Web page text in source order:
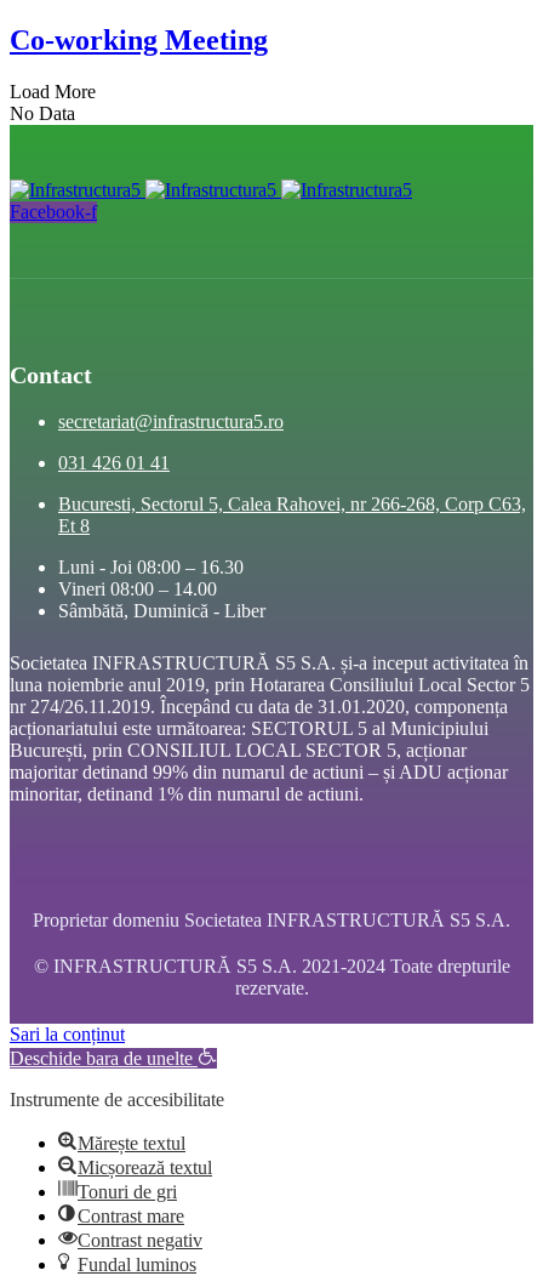
Co-working Meeting
Load More
No Data
Facebook-f
Contact
secretariat@infrastructura5.ro
031 426 01 41
Bucuresti, Sectorul 5, Calea Rahovei, nr 266-268, Corp C63,
Et 8
Luni - Joi 08:00 – 16.30
Vineri 08:00 – 14.00
Sâmbătă, Duminică - Liber
Societatea INFRASTRUCTURĂ S5 S.A. și-a inceput activitatea în
luna noiembrie anul 2019, prin Hotararea Consiliului Local Sector 5
nr 274/26.11.2019. Începând cu data de 31.01.2020, componența
acționariatului este următoarea: SECTORUL 5 al Municipiului
București, prin CONSILIUL LOCAL SECTOR 5, acționar
majoritar detinand 99% din numarul de actiuni – și ADU acționar
minoritar, detinand 1% din numarul de actiuni.
Proprietar domeniu Societatea INFRASTRUCTURĂ S5 S.A.
© INFRASTRUCTURĂ S5 S.A. 2021-2024 Toate drepturile
rezervate.
Sari la conținut
Deschide bara de unelte
Instrumente de accesibilitate
Mărește textul
Micșorează textul
Tonuri de gri
Contrast mare
Contrast negativ
Fundal luminos